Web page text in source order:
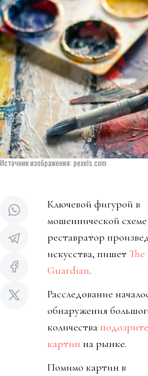
Источник изображения: pexels.com
Ключевой фигурой в
мошеннической
реставратор
искусства, пишет The
Guardian.
Расследование
обнаружения
количества
картин на рынке.
Помимо картин в